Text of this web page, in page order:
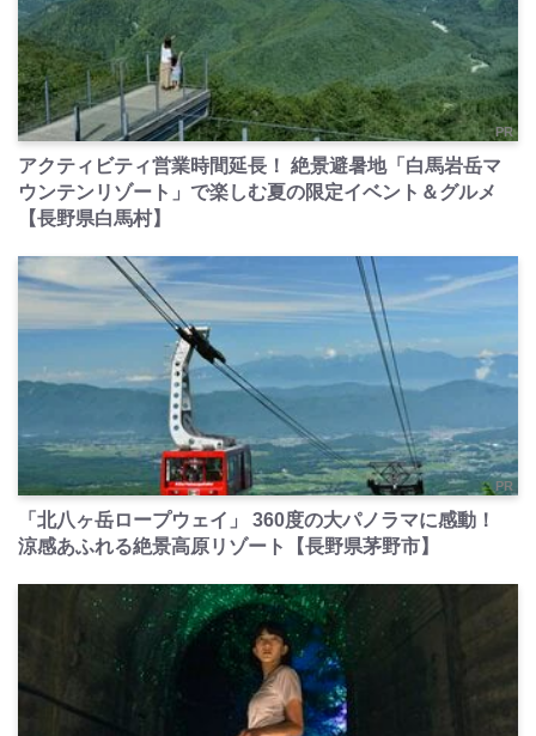
PR
アクティビティ営業時間延長！ 絶景避暑地「白馬岩岳マ
ウンテンリゾート」で楽しむ夏の限定イベント＆グルメ
【長野県白馬村】
PR
「北八ヶ岳ロープウェイ」 360度の大パノラマに感動！
涼感あふれる絶景高原リゾート【長野県茅野市】